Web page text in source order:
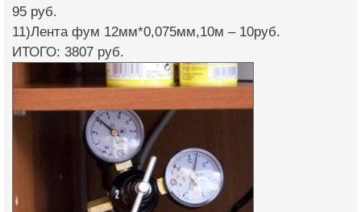
95 руб.
11)Лента фум 12мм*0,075мм,10м – 10руб.
ИТОГО: 3807 руб.